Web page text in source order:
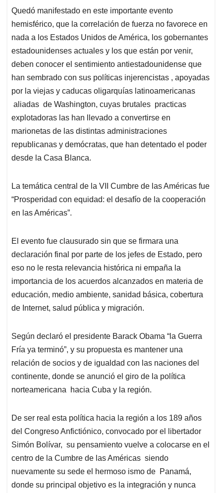
Quedó manifestado en este importante evento
hemisférico, que la correlación de fuerza no favorece en
nada a los Estados Unidos de América, los gobernantes
estadounidenses actuales y los que están por venir,
deben conocer el sentimiento antiestadounidense que
han sembrado con sus políticas injerencistas , apoyadas
por la viejas y caducas oligarquías latinoamericanas
aliadas de Washington, cuyas brutales practicas
explotadoras las han llevado a convertirse en
marionetas de las distintas administraciones
republicanas y demócratas, que han detentado el poder
desde la Casa Blanca.
La temática central de la VII Cumbre de las Américas fue
“Prosperidad con equidad: el desafío de la cooperación
en las Américas”.
El evento fue clausurado sin que se firmara una
declaración final por parte de los jefes de Estado, pero
eso no le resta relevancia histórica ni empaña la
importancia de los acuerdos alcanzados en materia de
educación, medio ambiente, sanidad básica, cobertura
de Internet, salud pública y migración.
Según declaró el presidente Barack Obama “la Guerra
Fría ya terminó”, y su propuesta es mantener una
relación de socios y de igualdad con las naciones del
continente, donde se anunció el giro de la política
norteamericana hacia Cuba y la región.
De ser real esta política hacia la región a los 189 años
del Congreso Anfictiónico, convocado por el libertador
Simón Bolívar, su pensamiento vuelve a colocarse en el
centro de la Cumbre de las Américas siendo
nuevamente su sede el hermoso ismo de Panamá,
donde su principal objetivo es la integración y nunca